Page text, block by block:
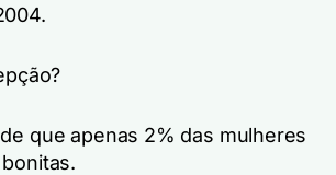
que apenas 2% das mulheres